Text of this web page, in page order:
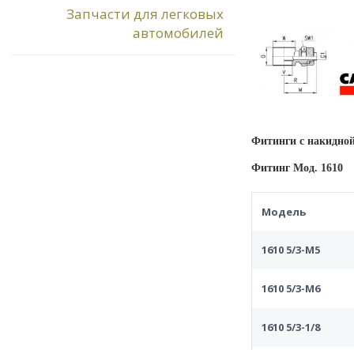
Запчасти для легковых
автомобилей
Фитинги с
Фитинг Мод. 1610
Модель
1610 5/3-M5
1610 5/3-M6
1610 5/3-1/8